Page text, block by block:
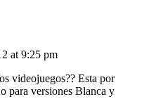
at 9:25 pm
videojuegos?? Esta por
para versiones Blanca y